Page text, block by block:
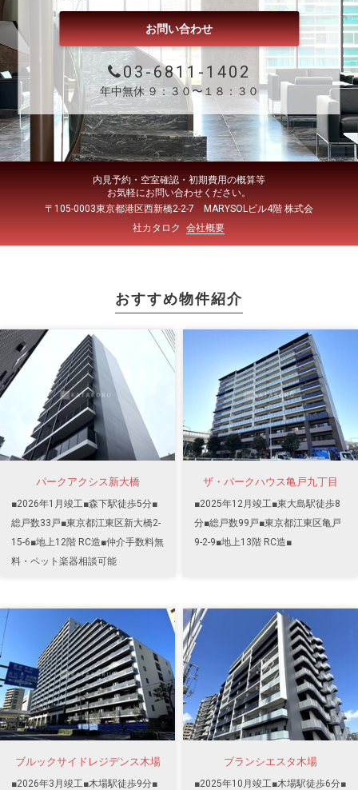
お問い合わせ
03-6811-1402
年中無休 ９：３０〜１８：３０
内見予約・空室確認・初期費用の概算等
お気軽にお問い合わせください。
〒105-0003東京都港区西新橋2-2-7 MARYSOLビル4階 株式会
社カタロク
会社概要
おすすめ物件紹介
パークアクシス新大橋
■2026年1月竣工■森下駅徒歩5分■
総戸数33戸■東京都江東区新大橋2-
15-6■地上12階 RC造■仲介手数料無
料・ペット楽器相談可能
ザ・パークハウス亀戸九丁目
■2025年12月竣工■東大島駅徒歩8
分■総戸数99戸■東京都江東区亀戸
9-2-9■地上13階 RC造■
ブルックサイドレジデンス木場
■2026年3月竣工■木場駅徒歩9分■
ブランシエスタ木場
■2025年10月竣工■木場駅徒歩6分■